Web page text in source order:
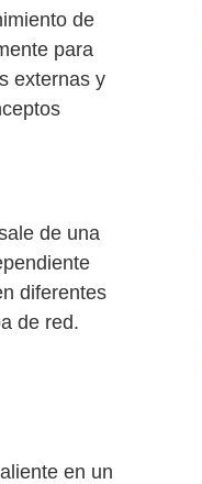
de
para
externas y
de una
diferentes
de red.
en un